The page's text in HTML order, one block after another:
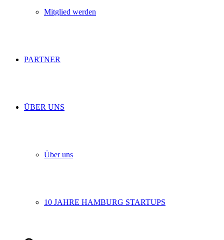
Mitglied werden
PARTNER
ÜBER UNS
Über uns
10 JAHRE HAMBURG STARTUPS